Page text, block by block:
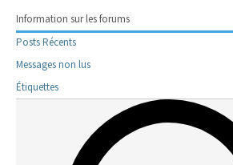
Information sur les forums
Posts Récents
Messages non lus
Étiquettes